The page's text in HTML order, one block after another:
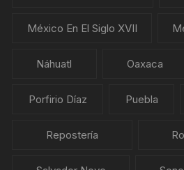
México En El Siglo XVII
Náhuatl Oaxaca
Porfirio Díaz Puebla
Repostería